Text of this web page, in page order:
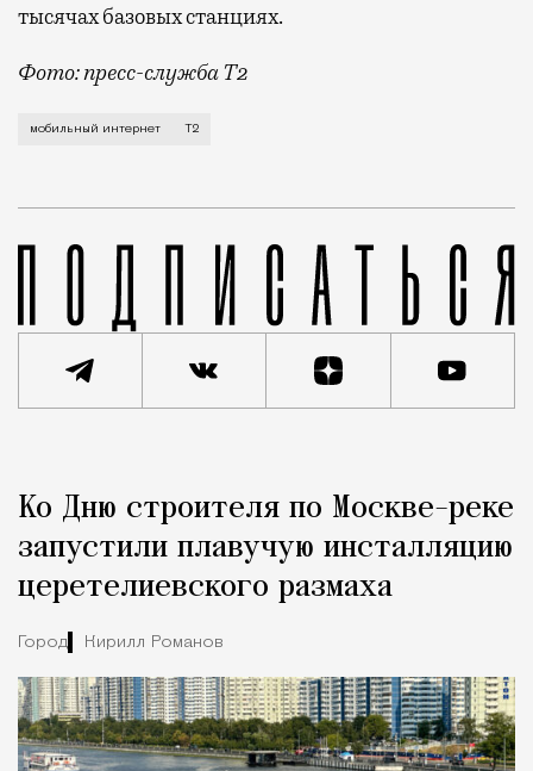
тысячах базовых станциях.
Фото: пресс-служба Т2
Мобильный оператор Т2 завершил работы по
мобильный интернет Т2
Город
Ко Дню строителя по Москве-реке
запустили плавучую инсталляцию
церетелиевского размаха
Город Кирилл Романов